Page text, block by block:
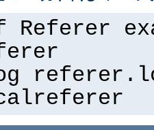
Referer